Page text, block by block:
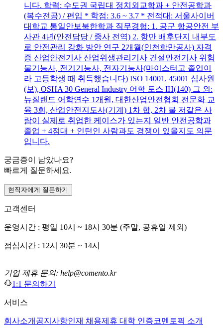
니다. 학력: 수도권 국립대 정치외교학과 + 안전공학과
(복수전공) / 편입 * 학점: 3.6 ~ 3.7 * 전적대: 서울사이버
대학교 통일안보북한학과 직무경험: 1. 공군 항공안전 부
사관 4년(안전담당 / 중사 전역) 2. 항만 배후단지 내부도
로 안전관리 강화 방안 연구 2개월(인천항만공사) 자격
증 산업안전기사 산업위생관리기사 건설안전기사 위험
물기능사, 전기기능사, 전자기능사(마이스터고 졸업이
라 고등학생 때 취득했습니다) ISO 14001, 45001 심사원
(보), OSHA 30 General Industry 어학 토스 IH(140) 그 외:
뉴질랜드 어학연수 1개월, 대한산업안전협회 전문화 교
육 3회, 산업안전지도사(기계) 1차 합, 2차 불 저같은 사
람이 실제로 취업한 케이스가 있는지 일반 안전공학과
졸업 + 4점대 + 인턴인 사람과도 경쟁이 있을지도 의문
입니다.
궁금증이 남았나요?
빠르게 질문하세요.
현직자에게 질문하기
고객센터
운영시간 : 평일 10시 ~ 18시 30분 (주말, 공휴일 제외)
점심시간 : 12시 30분 ~ 14시
기업 제휴 문의: help@comento.kr
1:1 문의하기
서비스
회사소개 공지사항인재 채용제휴 대학 인증코멘토픽 소개